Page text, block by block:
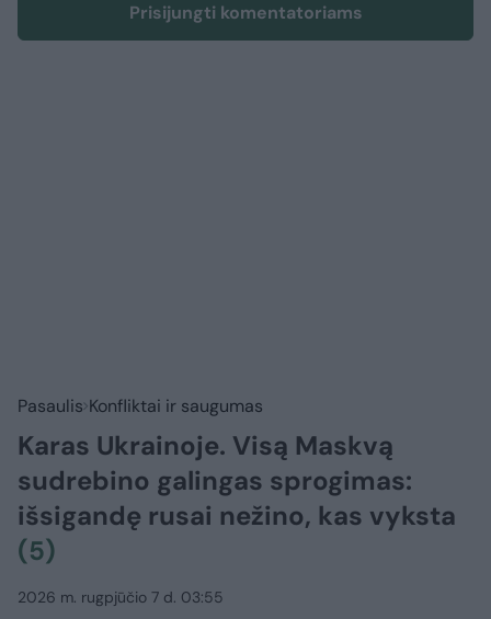
Prisijungti komentatoriams
Pasaulis Konfliktai ir saugumas
Karas Ukrainoje. Visą Maskvą
sudrebino galingas sprogimas:
išsigandę rusai nežino, kas vyksta
(5)
2026 m. rugpjūčio 7 d. 03:55